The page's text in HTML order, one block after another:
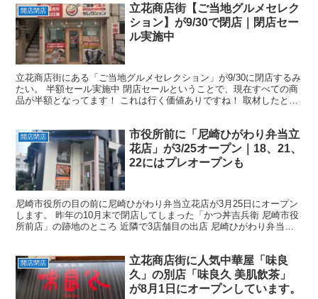
開店閉店
立花商店街【ご当地グルメセレク
ション】が9/30で閉店｜閉店セー
ル実施中
立花商店街にある「ご当地グルメセレクション」が9/30に閉店するみ
たい。 半額セール実施中 閉店セールということで、現在すべての商
品が半額となってます！ これは行く価値ありですね！ 取材したとき
開店閉店
市役所前に「尼崎ひがわり弁当立
花店」が3/25オープン｜18、21、
22にはプレオープンも
尼崎市役所の目の前に尼崎ひがわり弁当立花店が3月25日にオープン
します。 昨年の10月末で閉店してしまった「かつ丼吉兵衛 尼崎市役
所前店」の跡地のところ 近隣で3店舗目の出店 尼崎ひがわり弁当は
開店閉店
立花商店街に人気中華屋「味良
久」の別店「味良久 美肌飲茶」
が8月1日にオープンしています。